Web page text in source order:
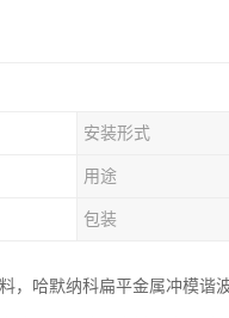
安装形式
用途
包装
哈默纳科扁平金属冲模谐